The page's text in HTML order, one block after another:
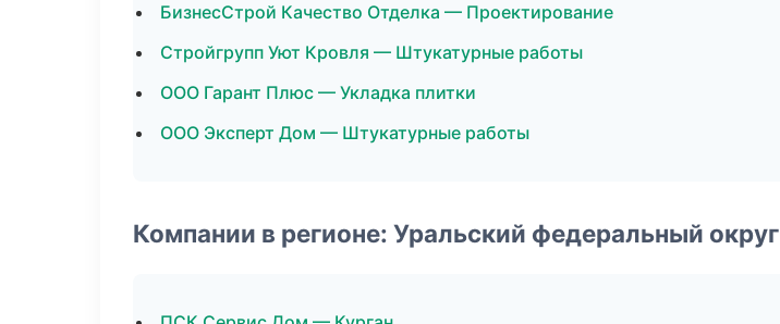
БизнесСтрой Качество Отделка — Проектирование
Стройгрупп Уют Кровля — Штукатурные работы
ООО Гарант Плюс — Укладка плитки
ООО Эксперт Дом — Штукатурные работы
Компании в регионе: Уральский федеральный округ